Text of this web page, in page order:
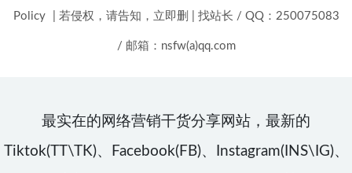
Policy 若侵权，请告知，立即删 找站长 / QQ：250075083
/ 邮箱：nsfw(a)qq.com
最实在的网络营销干货分享网站，最新的
Tiktok(TT\TK)、Facebook(FB)、Instagram(INS\IG)、